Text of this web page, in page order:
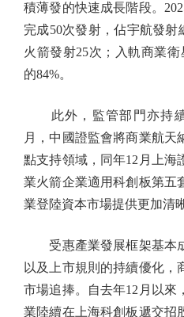
積薄發的快速成長階段。
完成50次發射，佔宇航發射
火箭發射25次；入軌商業
的84%。
此外，監管部門亦持續
月，中國證監會將商業航天
點支持領域，同年12月上海
業火箭企業適用科創板第五
業登陸資本市場提供更加清
受惠產業發展框架基本成
以及上市規則的持續優化，
市場追捧。自去年12月以來
業陸續在上海科創板遞交招